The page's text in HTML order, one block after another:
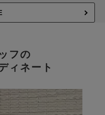
フの
ィネート